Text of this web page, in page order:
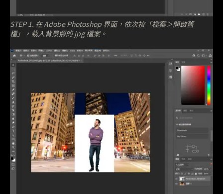
STEP 1. 在 Adobe Photoshop 界面，依次按「檔案＞開啟舊
檔」，載入背景照的 jpg 檔案。